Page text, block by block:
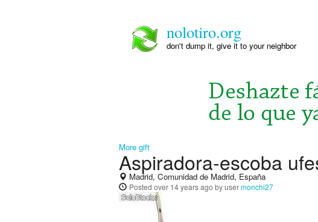
nolotiro.org
don't dump it, give it to your neighbor
More gift
Aspiradora-escoba
Madrid, Comunidad de Madrid, España
Posted over 14 years ago by usermonchi27